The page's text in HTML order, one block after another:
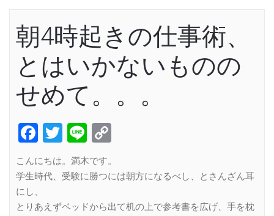
朝4時起きの仕事術、
とはいかないものの
せめて。。。
Facebook
Twitter
Line
こんにちは。満木です。
学生時代、受験に勝つには朝方になるべし、とさんざん耳
にし、
とりあえずベッドから出て机の上で参考書を広げ、手を枕